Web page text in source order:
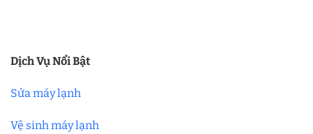
Dịch Vụ Nổi Bật
Sửa máy lạnh
Vệ sinh máy lạnh